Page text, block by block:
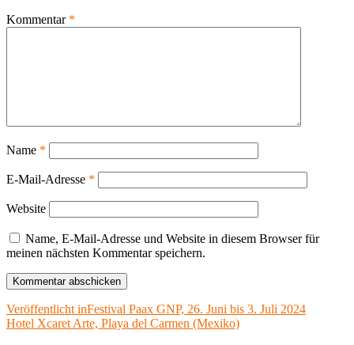
Kommentar *
Name *
E-Mail-Adresse *
Website
Name, E-Mail-Adresse und Website in diesem Browser für
meinen nächsten Kommentar speichern.
Beitragsnavigation
Veröffentlicht inFestival Paax GNP, 26. Juni bis 3. Juli 2024
Hotel Xcaret Arte, Playa del Carmen (Mexiko)